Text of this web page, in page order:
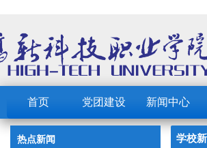
首页 党团建设 新闻中心
热点新闻 学校